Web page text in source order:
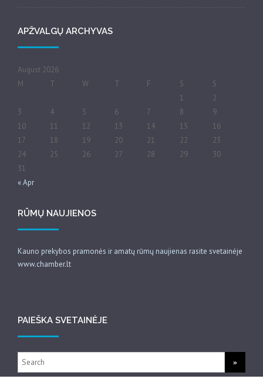
APŽVALGŲ ARCHYVAS
August 2026
M
T W T F S S
« Apr
1
2
3
4 5 6 7 8
9
10
11 12 13 14 15
16
17
18 19 20 21 22
23
24
25 26 27 28 29
30
31
RŪMŲ NAUJIENOS
Kauno prekybos pramonės ir amatų rūmų naujienas rasite svetainėje
www.chamber.lt
PAIEŠKA SVETAINĖJE